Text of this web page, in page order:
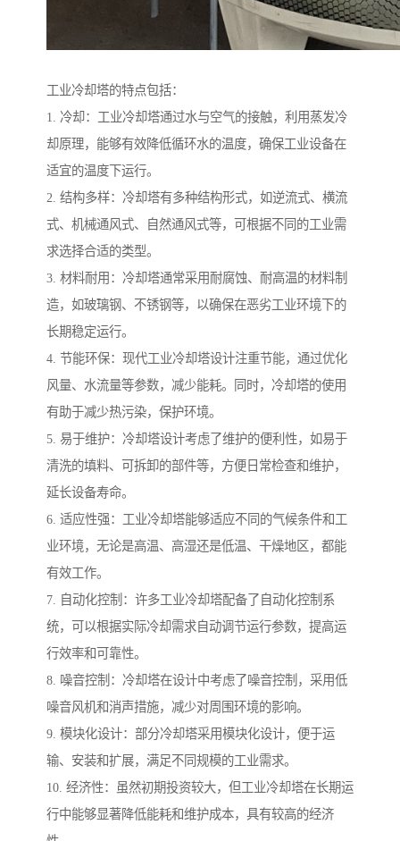
工业冷却塔的特点包括：
1. 冷却：工业冷却塔通过水与空气的接触，利用蒸发冷
却原理，能够有效降低循环水的温度，确保工业设备在
适宜的温度下运行。
2. 结构多样：冷却塔有多种结构形式，如逆流式、横流
式、机械通风式、自然通风式等，可根据不同的工业需
求选择合适的类型。
3. 材料耐用：冷却塔通常采用耐腐蚀、耐高温的材料制
造，如玻璃钢、不锈钢等，以确保在恶劣工业环境下的
长期稳定运行。
4. 节能环保：现代工业冷却塔设计注重节能，通过优化
风量、水流量等参数，减少能耗。同时，冷却塔的使用
有助于减少热污染，保护环境。
5. 易于维护：冷却塔设计考虑了维护的便利性，如易于
清洗的填料、可拆卸的部件等，方便日常检查和维护，
延长设备寿命。
6. 适应性强：工业冷却塔能够适应不同的气候条件和工
业环境，无论是高温、高湿还是低温、干燥地区，都能
有效工作。
7. 自动化控制：许多工业冷却塔配备了自动化控制系
统，可以根据实际冷却需求自动调节运行参数，提高运
行效率和可靠性。
8. 噪音控制：冷却塔在设计中考虑了噪音控制，采用低
噪音风机和消声措施，减少对周围环境的影响。
9. 模块化设计：部分冷却塔采用模块化设计，便于运
输、安装和扩展，满足不同规模的工业需求。
10. 经济性：虽然初期投资较大，但工业冷却塔在长期运
行中能够显著降低能耗和维护成本，具有较高的经济